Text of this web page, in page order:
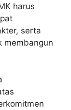
harus
serta
membangun